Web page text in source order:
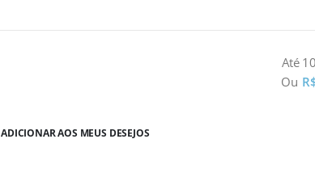
Até
Ou
ADICIONAR AOS MEUS DESEJOS